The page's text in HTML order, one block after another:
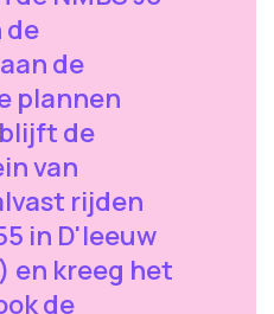
de
de
plannen
de
van
rijden
in D'leeuw
en kreeg het
de